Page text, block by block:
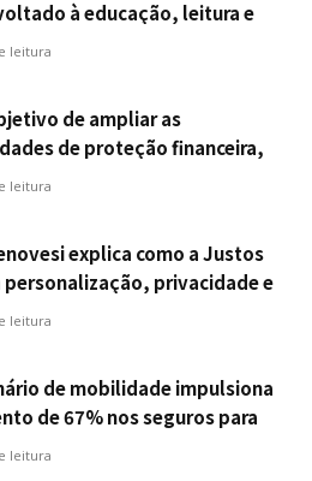
à educação, leitura e
leitura
de ampliar as
de proteção financeira,
eleva capital segurado
leitura
explica como a Justos
privacidade e
leitura
de mobilidade impulsiona
de 67% nos seguros para
da Bradesco Seguros
leitura